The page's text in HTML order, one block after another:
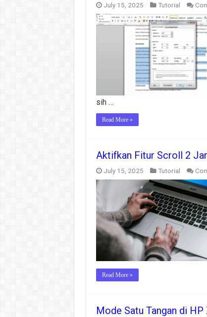
July 15, 2025 Tutorial
sih …
Read More »
Aktifkan Fitur Scroll 2
July 15, 2025 Tutorial
Read More »
Mode Satu Tangan di